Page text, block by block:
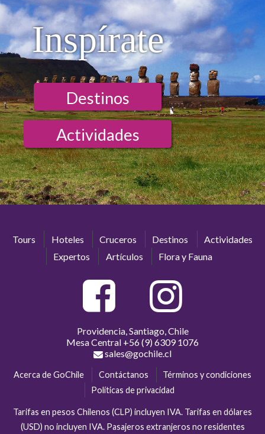
Inspírate
Destinos
Actividades
Tours Hoteles Cruceros Destinos
Actividades
Expertos
Artículos Flora y Fauna
Providencia, Santiago, Chile
Mesa Central +56 (9) 6309 1076
sales@gochile.cl
Acerca de GoChile Contáctanos
Términos y condiciones
Políticas de privacidad
Tarifas en pesos Chilenos (CLP) incluyen IVA. Tarifas en dólares
(USD) no incluyen IVA. Pasajeros extranjeros no residentes